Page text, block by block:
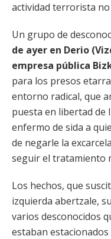
actividad terrorista
Un grupo de
de ayer en Derio
empresa pública
para los presos
entorno radical, que
puesta en libertad
enfermo de sida a
de negarle la
seguir el tratamiento
Los hechos, que
izquierda abertzale,
varios desconocidos
estaban